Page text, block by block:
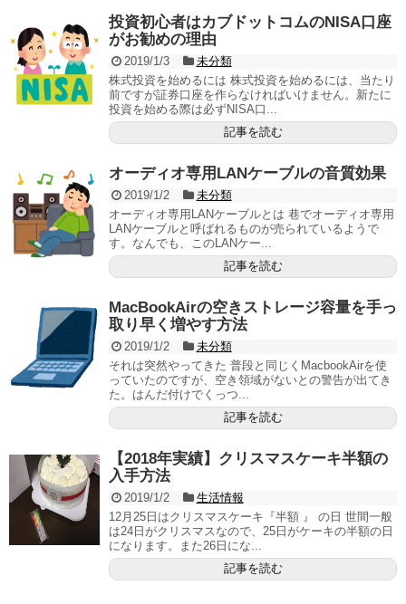
投資初心者はカブドットコムのNISA口座
がお勧めの理由
2019/1/3
未分類
株式投資を始めるには 株式投資を始めるには、当たり
前ですが証券口座を作らなければいけません。新たに
投資を始める際は必ずNISA口...
記事を読む
オーディオ専用LANケーブルの音質効果
2019/1/2
未分類
オーディオ専用LANケーブルとは 巷でオーディオ専用
LANケーブルと呼ばれるものが売られているようで
す。なんでも、このLANケー...
記事を読む
MacBookAirの空きストレージ容量を手っ
取り早く増やす方法
2019/1/2
未分類
それは突然やってきた 普段と同じくMacbookAirを使
っていたのですが、空き領域がないとの警告が出てき
た。はんだ付けでくっつ...
記事を読む
【2018年実績】クリスマスケーキ半額の
入手方法
2019/1/2
生活情報
12月25日はクリスマスケーキ『半額 』 の日 世間一般
は24日がクリスマスなので、25日がケーキの半額の日
になります。また26日にな...
記事を読む